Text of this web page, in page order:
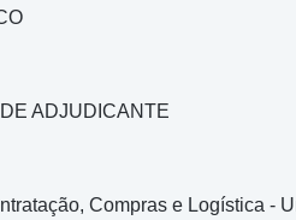
ADJUDICANTE
Compras e Logística -